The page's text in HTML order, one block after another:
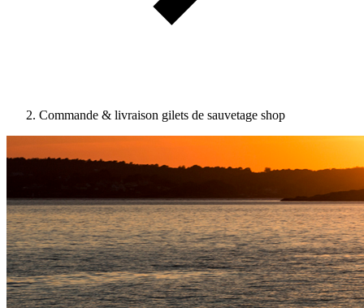
Commande & livraison gilets de sauvetage shop